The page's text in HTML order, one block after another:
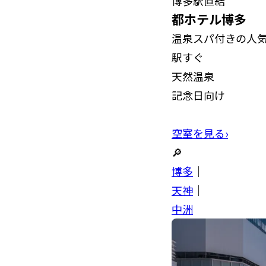
都ホテル博多
温泉スパ付きの人
駅すぐ
天然温泉
記念日向け
空室を見る›
🔎
博多 ｜
天神 ｜
中洲